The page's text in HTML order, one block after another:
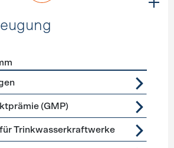
(GMP)
Trinkwasserkraftwerke